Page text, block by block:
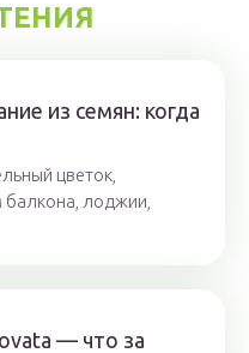
из семян: когда
цветок,
балкона, лоджии,
— что за